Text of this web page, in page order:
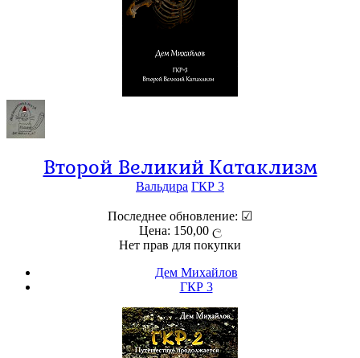
Второй Великий Катаклизм
Вальдира ГКР 3
Последнее обновление: ☑
Цена: 150,00 ල
Нет прав для покупки
Дем Михайлов
ГКР 3